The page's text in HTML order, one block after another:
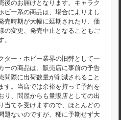
後のお届けとなります。キャラク
ビー系の商品は、場合によりまし
売時期が大幅に延期されたり、価
の変更、発売中止となることもご
。
ター・ホビー業界の旧弊として一
ーの商品は、販売店に事前の予告
間際に出荷数量が削減されること
す。当店では余裕を持って予約を
り、問屋からも量販店としての出
当てを受けますので、ほとんどの
題ないのですが、稀に予期せず大